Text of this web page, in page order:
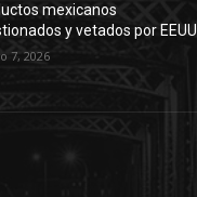
mexicanos
y vetados por EEUU
7, 2026